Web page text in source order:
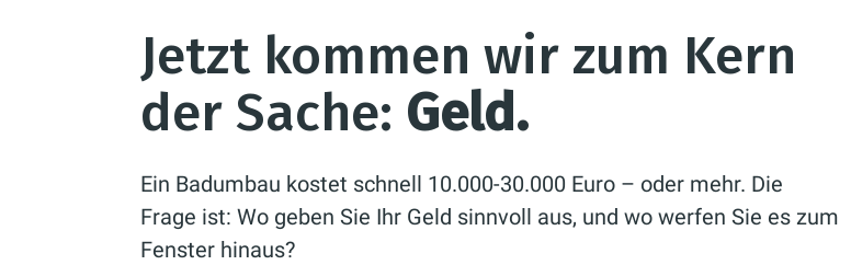
Jetzt kommen wir zum Kern
der Sache: Geld.
Ein Badumbau kostet schnell 10.000-30.000 Euro – oder mehr. Die
Frage ist: Wo geben Sie Ihr Geld sinnvoll aus, und wo werfen Sie es zum
Fenster hinaus?